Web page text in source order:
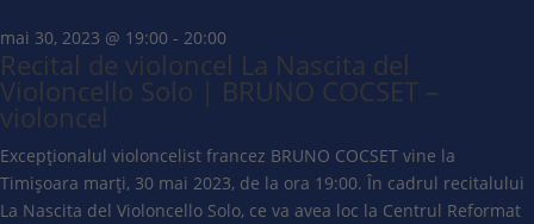
mai 30, 2023 @ 19:00 - 20:00
Recital de violoncel La Nascita del
Violoncello Solo | BRUNO COCSET –
violoncel
Excepționalul violoncelist francez BRUNO COCSET vine la
Timișoara marți, 30 mai 2023, de la ora 19:00. În cadrul recitalului
La Nascita del Violoncello Solo, ce va avea loc la Centrul Reformat